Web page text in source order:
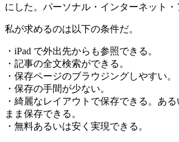
にした。パーソナル・インターネット・
私が求めるのは以下の条件だ。
・iPad で外出先からも参照できる。
・記事の全文検索ができる。
・保存ページのブラウジングしやすい。
・保存の手間が少ない。
・綺麗なレイアウトで保存できる。あ
まま保存できる。
・無料あるいは安く実現できる。